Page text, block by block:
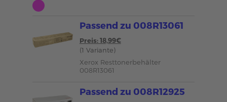
Passend zu 008R13061
Preis: 18,99€
(1 Variante)
Xerox Resttonerbehälter
008R13061
Passend zu 008R12925